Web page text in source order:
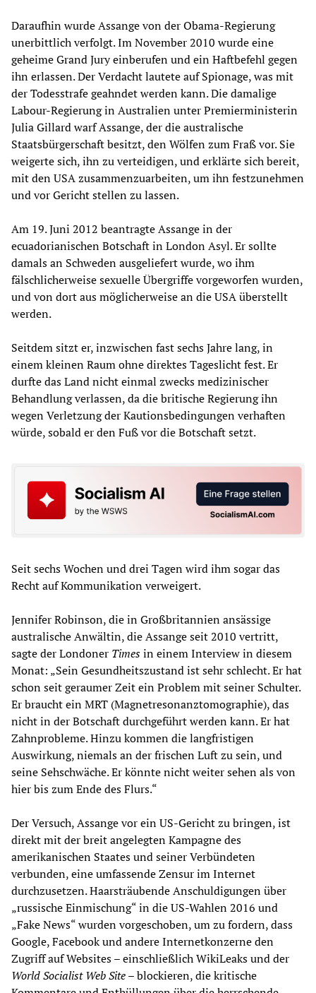
Daraufhin wurde Assange von der Obama-Regierung
unerbittlich verfolgt. Im November 2010 wurde eine
geheime Grand Jury einberufen und ein Haftbefehl gegen
ihn erlassen. Der Verdacht lautete auf Spionage, was mit
der Todesstrafe geahndet werden kann. Die damalige
Labour-Regierung in Australien unter Premierministerin
Julia Gillard warf Assange, der die australische
Staatsbürgerschaft besitzt, den Wölfen zum Fraß vor. Sie
weigerte sich, ihn zu verteidigen, und erklärte sich bereit,
mit den USA zusammenzuarbeiten, um ihn festzunehmen
und vor Gericht stellen zu lassen.
Am 19. Juni 2012 beantragte Assange in der
ecuadorianischen Botschaft in London Asyl. Er sollte
damals an Schweden ausgeliefert wurde, wo ihm
fälschlicherweise sexuelle Übergriffe vorgeworfen wurden,
und von dort aus möglicherweise an die USA überstellt
werden.
Seitdem sitzt er, inzwischen fast sechs Jahre lang, in
einem kleinen Raum ohne direktes Tageslicht fest. Er
durfte das Land nicht einmal zwecks medizinischer
Behandlung verlassen, da die britische Regierung ihn
wegen Verletzung der Kautionsbedingungen verhaften
würde, sobald er den Fuß vor die Botschaft setzt.
Seit sechs Wochen und drei Tagen wird ihm sogar das
Recht auf Kommunikation verweigert.
Jennifer Robinson, die in Großbritannien ansässige
australische Anwältin, die Assange seit 2010 vertritt,
sagte der Londoner Timesin einem Interview in diesem
Monat: „Sein Gesundheitszustand ist sehr schlecht. Er hat
schon seit geraumer Zeit ein Problem mit seiner Schulter.
Er braucht ein MRT (Magnetresonanztomographie), das
nicht in der Botschaft durchgeführt werden kann. Er hat
Zahnprobleme. Hinzu kommen die langfristigen
Auswirkung, niemals an der frischen Luft zu sein, und
seine Sehschwäche. Er könnte nicht weiter sehen als von
hier bis zum Ende des Flurs.“
Der Versuch, Assange vor ein US-Gericht zu bringen, ist
direkt mit der breit angelegten Kampagne des
amerikanischen Staates und seiner Verbündeten
verbunden, eine umfassende Zensur im Internet
durchzusetzen. Haarsträubende Anschuldigungen über
„russische Einmischung“ in die US-Wahlen 2016 und
„Fake News“ wurden vorgeschoben, um zu fordern, dass
Google, Facebook und andere Internetkonzerne den
Zugriff auf Websites – einschließlich WikiLeaks und der
World Socialist Web Site– blockieren, die kritische